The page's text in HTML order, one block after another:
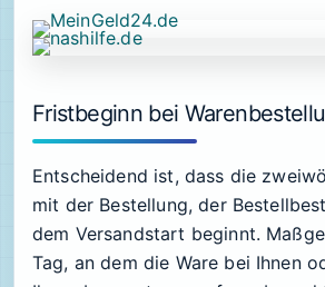
Fristbeginn bei
Entscheidend ist, dass die
mit der Bestellung, der
dem Versandstart beginnt.
Tag, an dem die Ware bei Ihnen